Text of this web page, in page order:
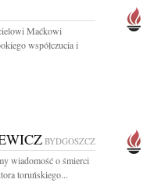
Maćkowi
współczucia i
BYDGOSZCZ
wiadomość o śmierci
toruńskiego...